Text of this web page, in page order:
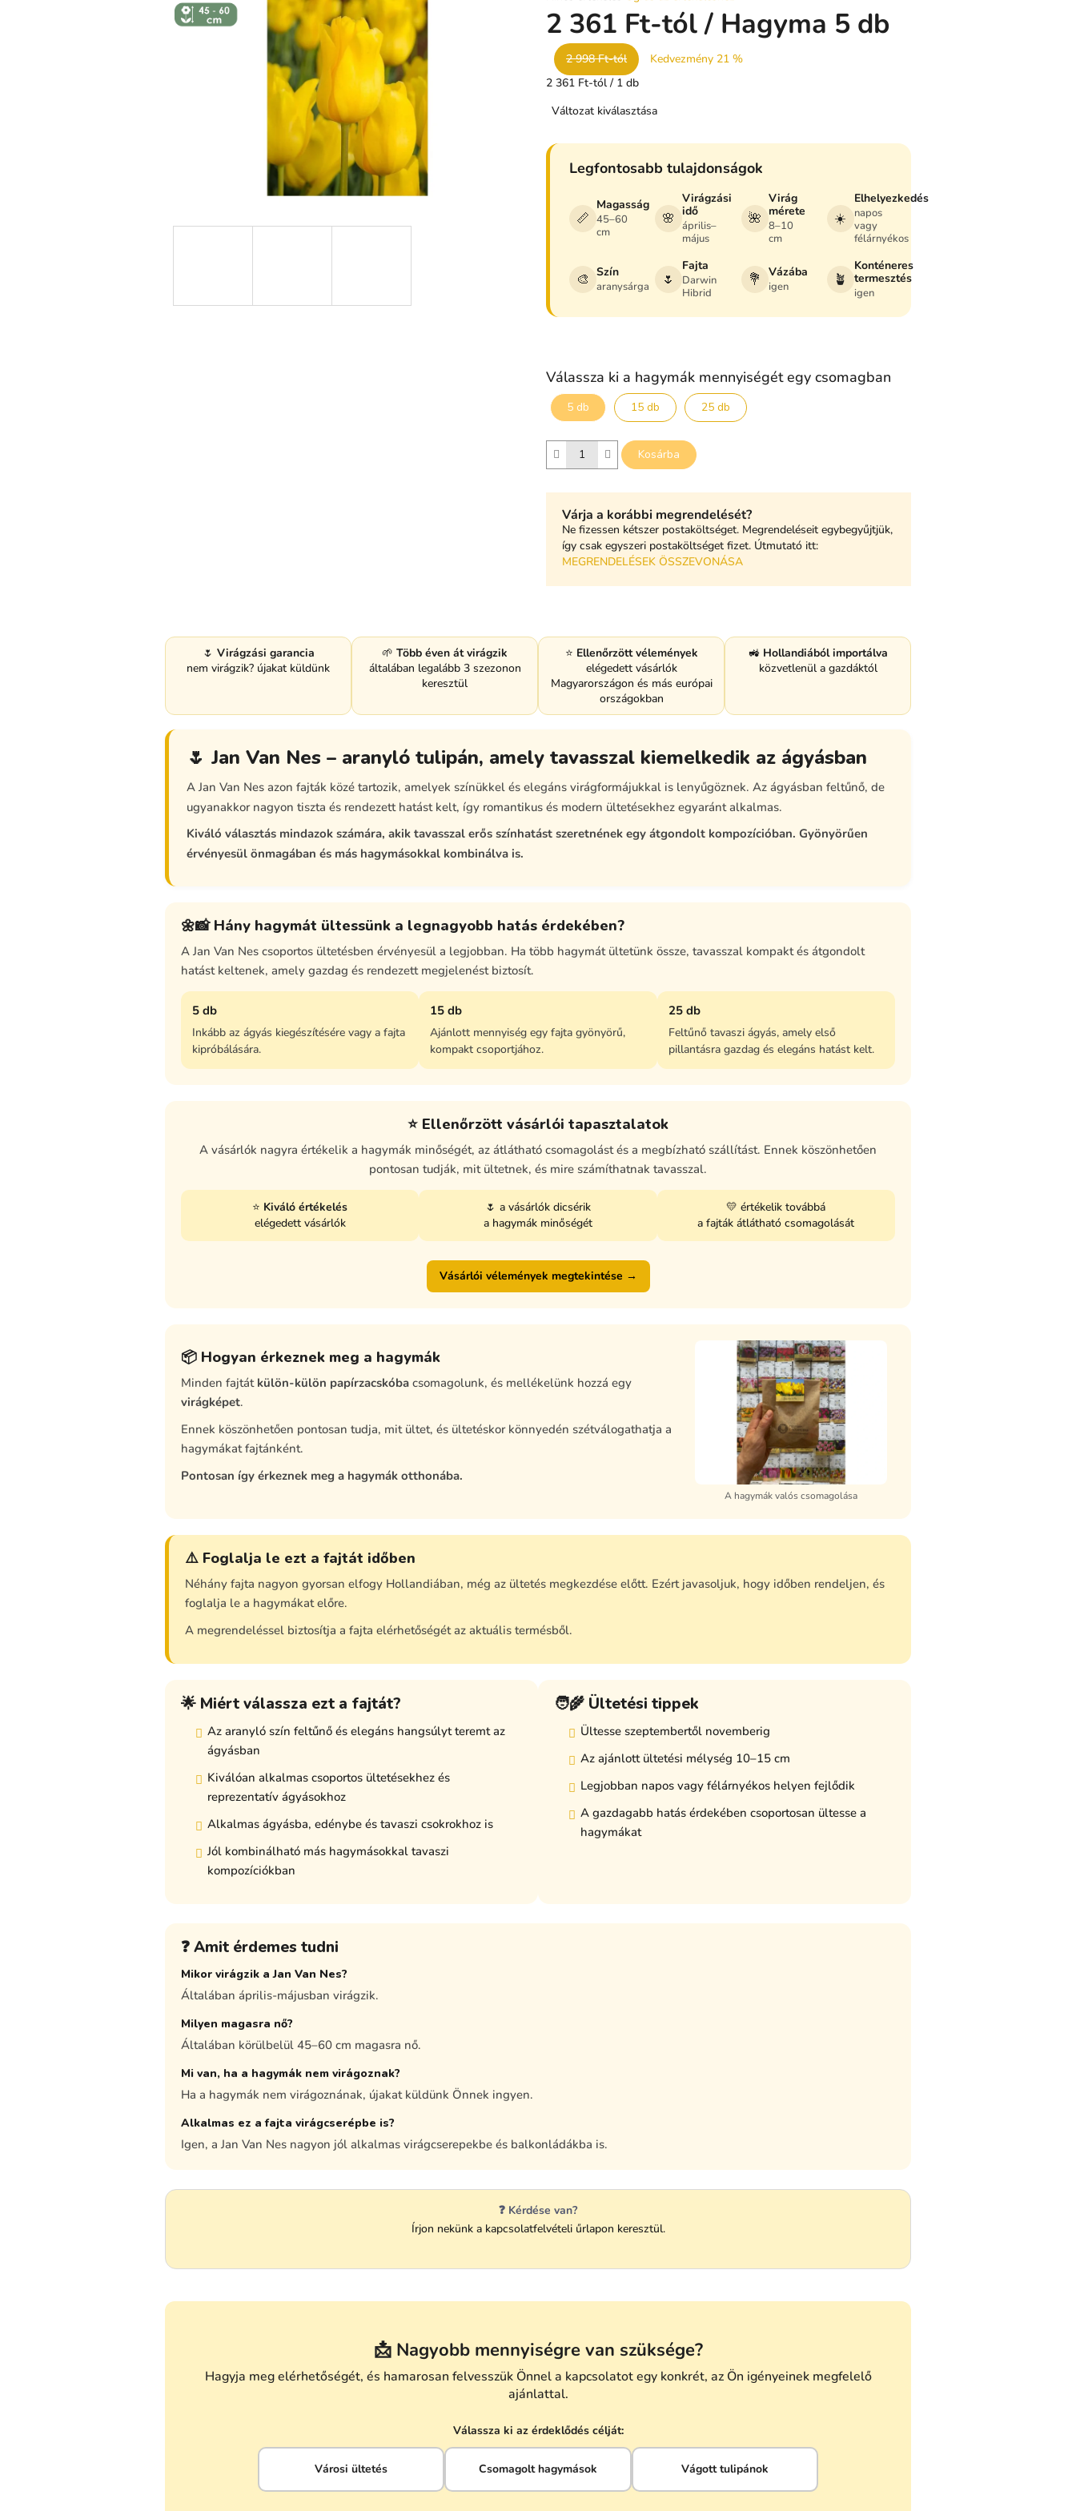
↕️ VÝŠKA 45
- 60 CM
termék
átlagos
értékelése
5-
ből
0,0
csillag.
2 361 Ft-tól/ Hagyma 5 db
2 998 Ft-tól
Kedvezmény 21 %
Egységár:
2 361 Ft-tól / 1 db
Változat kiválasztása
Legfontosabb tulajdonságok
📏
Magasság
45–60
cm
🌸
Virágzási
idő
április–
május
🌺
Virág
mérete
8–10
cm
☀️
Elhelyezkedés
napos
vagy
félárnyékos
🎨 Szín
aranysárga 🌷
Fajta
Darwin
Hibrid
💐 Vázába
igen 🪴
Konténeres
termesztés
igen
Válassza ki a hagymák mennyiségét egy csomagban
5 db 15 db 25 db
Kosárba
Várja a korábbi megrendelését?
Ne fizessen kétszer postaköltséget. Megrendeléseit egybegyűjtjük,
így csak egyszeri postaköltséget fizet. Útmutató itt:
MEGRENDELÉSEK ÖSSZEVONÁSA
🌷 Virágzási garancia
nem virágzik? újakat küldünk
🌱 Több éven át virágzik
általában legalább 3 szezonon
keresztül
⭐ Ellenőrzött vélemények
elégedett vásárlók
Magyarországon és más európai
országokban
🚜 Hollandiából importálva
közvetlenül a gazdáktól
🌷 Jan Van Nes – aranyló tulipán, amely tavasszal kiemelkedik az ágyásban
A Jan Van Nes azon fajták közé tartozik, amelyek színükkel és elegáns virágformájukkal is lenyűgöznek. Az ágyásban feltűnő, de
ugyanakkor nagyon tiszta és rendezett hatást kelt, így romantikus és modern ültetésekhez egyaránt alkalmas.
Kiváló választás mindazok számára, akik tavasszal erős színhatást szeretnének egy átgondolt kompozícióban. Gyönyörűen
érvényesül önmagában és más hagymásokkal kombinálva is.
🌼📸 Hány hagymát ültessünk a legnagyobb hatás érdekében?
A Jan Van Nes csoportos ültetésben érvényesül a legjobban. Ha több hagymát ültetünk össze, tavasszal kompakt és átgondolt
hatást keltenek, amely gazdag és rendezett megjelenést biztosít.
5 db
Inkább az ágyás kiegészítésére vagy a fajta
kipróbálására.
15 db
Ajánlott mennyiség egy fajta gyönyörű,
kompakt csoportjához.
25 db
Feltűnő tavaszi ágyás, amely első
pillantásra gazdag és elegáns hatást kelt.
⭐ Ellenőrzött vásárlói tapasztalatok
A vásárlók nagyra értékelik a hagymák minőségét, az átlátható csomagolást és a megbízható szállítást. Ennek köszönhetően
pontosan tudják, mit ültetnek, és mire számíthatnak tavasszal.
⭐ Kiváló értékelés
elégedett vásárlók
🌷 a vásárlók dicsérik
a hagymák minőségét
💛 értékelik továbbá
a fajták átlátható csomagolását
Vásárlói vélemények megtekintése →
📦 Hogyan érkeznek meg a hagymák
Minden fajtát külön-külön papírzacskóba csomagolunk, és mellékelünk hozzá egy
virágképet.
Ennek köszönhetően pontosan tudja, mit ültet, és ültetéskor könnyedén szétválogathatja a
hagymákat fajtánként.
Pontosan így érkeznek meg a hagymák otthonába.
A hagymák valós csomagolása
⚠️ Foglalja le ezt a fajtát időben
Néhány fajta nagyon gyorsan elfogy Hollandiában, még az ültetés megkezdése előtt. Ezért javasoljuk, hogy időben rendeljen, és
foglalja le a hagymákat előre.
A megrendeléssel biztosítja a fajta elérhetőségét az aktuális termésből.
🌟 Miért válassza ezt a fajtát?
Az aranyló szín feltűnő és elegáns hangsúlyt teremt az
ágyásban
Kiválóan alkalmas csoportos ültetésekhez és
reprezentatív ágyásokhoz
Alkalmas ágyásba, edénybe és tavaszi csokrokhoz is
Jól kombinálható más hagymásokkal tavaszi
kompozíciókban
🧑‍🌾 Ültetési tippek
Ültesse szeptembertől novemberig
Az ajánlott ültetési mélység 10–15 cm
Legjobban napos vagy félárnyékos helyen fejlődik
A gazdagabb hatás érdekében csoportosan ültesse a
hagymákat
❓ Amit érdemes tudni
Mikor virágzik a Jan Van Nes?
Általában április-májusban virágzik.
Milyen magasra nő?
Általában körülbelül 45–60 cm magasra nő.
Mi van, ha a hagymák nem virágoznak?
Ha a hagymák nem virágoznának, újakat küldünk Önnek ingyen.
Alkalmas ez a fajta virágcserépbe is?
Igen, a Jan Van Nes nagyon jól alkalmas virágcserepekbe és balkonládákba is.
❓ Kérdése van?
Írjon nekünk a kapcsolatfelvételi űrlapon keresztül.
📩 Nagyobb mennyiségre van szüksége?
Hagyja meg elérhetőségét, és hamarosan felvesszük Önnel a kapcsolatot egy konkrét, az Ön igényeinek megfelelő
ajánlattal.
Válassza ki az érdeklődés célját:
Városi ültetés Csomagolt hagymások Vágott tulipánok